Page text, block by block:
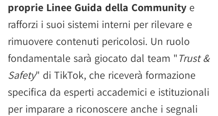
proprie Linee Guida della Community e
rafforzi i suoi sistemi interni per rilevare e
rimuovere contenuti pericolosi. Un ruolo
fondamentale sarà giocato dal team "Trust &
Safety" di TikTok, che riceverà formazione
specifica da esperti accademici e istituzionali
per imparare a riconoscere anche i segnali